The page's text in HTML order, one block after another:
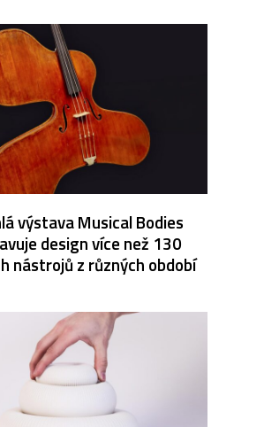
výstava Musical Bodies
design více než 130
nástrojů z různých období